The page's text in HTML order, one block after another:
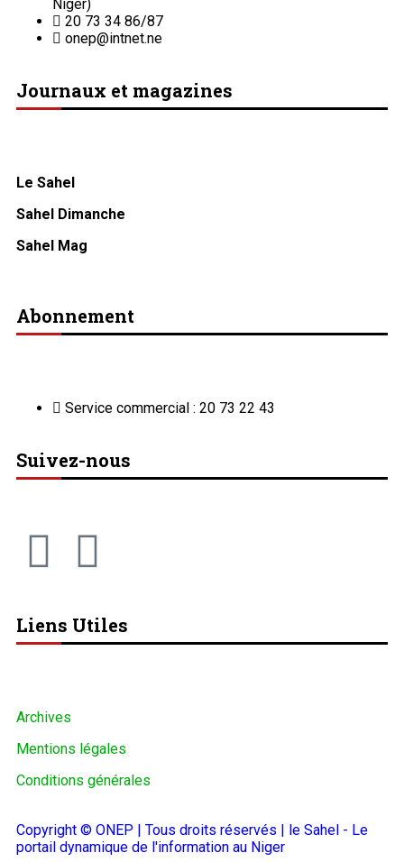
Niger)
20 73 34 86/87
onep@intnet.ne
Journaux et magazines
Le Sahel
Sahel Dimanche
Sahel Mag
Abonnement
Service commercial : 20 73 22 43
Suivez-nous
Liens Utiles
Archives
Mentions légales
Conditions générales
Copyright © ONEP | Tous droits réservés | le Sahel - Le
portail dynamique de l'information au Niger